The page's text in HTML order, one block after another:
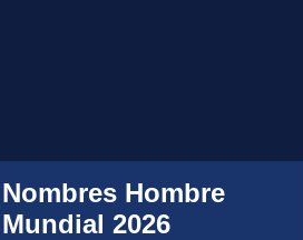
Nombres Hombre
Mundial 2026